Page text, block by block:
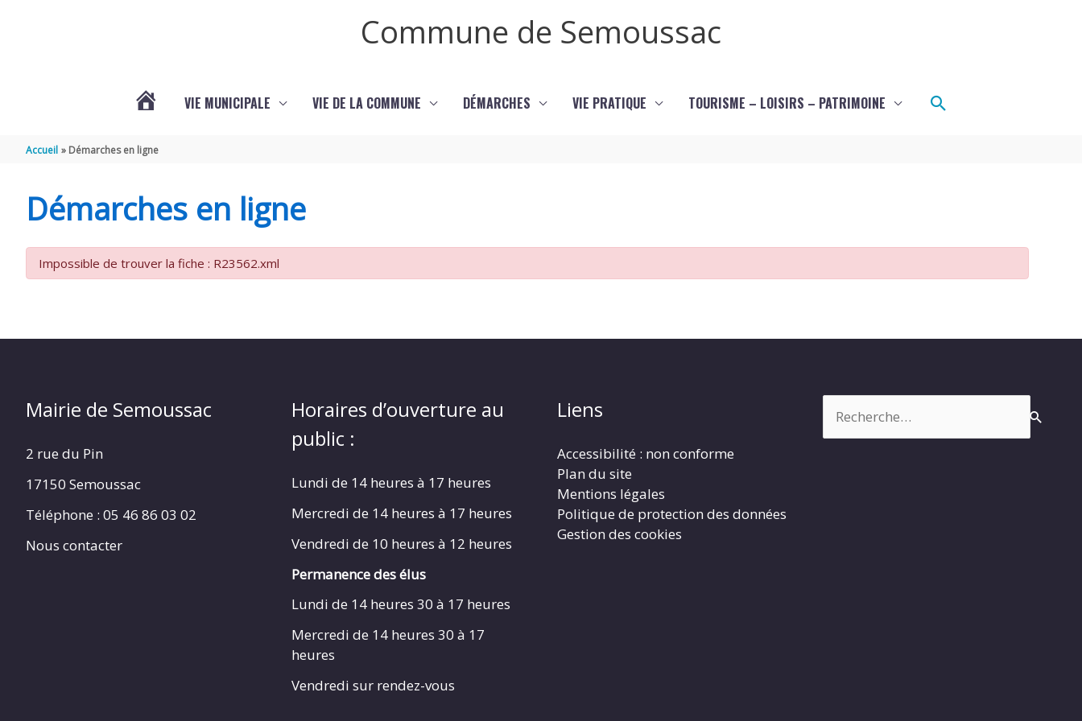
Commune de Semoussac
SEMOUSSAC
VIE MUNICIPALE VIE DE LA COMMUNE DÉMARCHES VIE PRATIQUE TOURISME – LOISIRS – PATRIMOINE Rechercher
Accueil Démarches en ligne
Démarches en ligne
Impossible de trouver la fiche : R23562.xml
Mairie de Semoussac
2 rue du Pin
17150 Semoussac
Téléphone : 05 46 86 03 02
Nous contacter
Horaires d’ouverture au
public :
Lundi de 14 heures à 17 heures
Mercredi de 14 heures à 17 heures
Vendredi de 10 heures à 12 heures
Permanence des élus
Lundi de 14 heures 30 à 17 heures
Mercredi de 14 heures 30 à 17
heures
Vendredi sur rendez-vous
Liens
Accessibilité : non conforme
Plan du site
Mentions légales
Politique de protection des données
Gestion des cookies